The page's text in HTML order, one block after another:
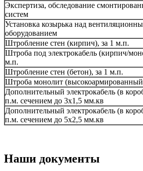
Экспертиза, обследование
систем
Установка козырька над
оборудованием
Штробление стен (кирпич), за 1 м.п.
Штроба под электрокабель (кирпич/
м.п.
Штробление стен (бетон), за 1 м.п.
Штроба монолит
Дополнительный электрокабель (в
п.м. сечением до 3х1,5 мм.кв
Дополнительный электрокабель (в
п.м. сечением до 5х2,5 мм.кв
Наши документы